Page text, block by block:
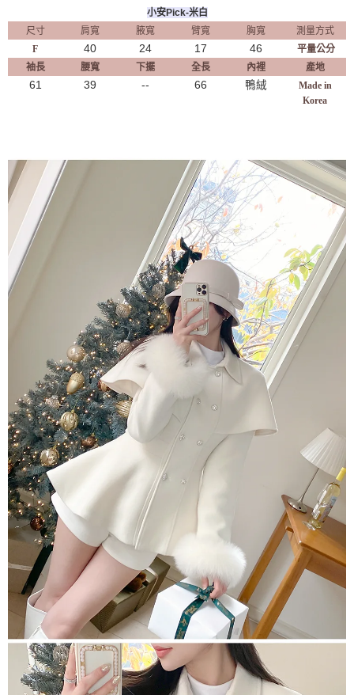
小安Pick-米白
尺寸
肩寬 腋寬 臂寬 胸寬
測量方式
F
40 24 17 46
平量公分
袖長
腰寬 下擺 全長 內裡 產地
61 39 -- 66 鴨絨
Made in
Korea